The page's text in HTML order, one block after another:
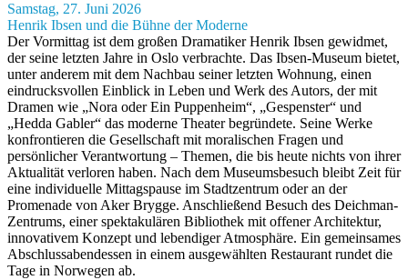
Samstag, 27. Juni 2026
Henrik Ibsen und die Bühne der Moderne
Der Vormittag ist dem großen Dramatiker Henrik Ibsen gewidmet,
der seine letzten Jahre in Oslo verbrachte. Das Ibsen-Museum bietet,
unter anderem mit dem Nachbau seiner letzten Wohnung, einen
eindrucksvollen Einblick in Leben und Werk des Autors, der mit
Dramen wie „Nora oder Ein Puppenheim“, „Gespenster“ und
„Hedda Gabler“ das moderne Theater begründete. Seine Werke
konfrontieren die Gesellschaft mit moralischen Fragen und
persönlicher Verantwortung – Themen, die bis heute nichts von ihrer
Aktualität verloren haben. Nach dem Museumsbesuch bleibt Zeit für
eine individuelle Mittagspause im Stadtzentrum oder an der
Promenade von Aker Brygge. Anschließend Besuch des Deichman-
Zentrums, einer spektakulären Bibliothek mit offener Architektur,
innovativem Konzept und lebendiger Atmosphäre. Ein gemeinsames
Abschlussabendessen in einem ausgewählten Restaurant rundet die
Tage in Norwegen ab.